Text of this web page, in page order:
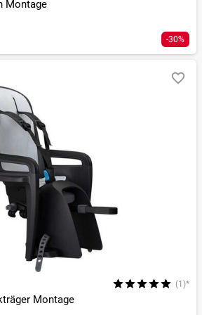
Montage
-30%
(1)*
Montage